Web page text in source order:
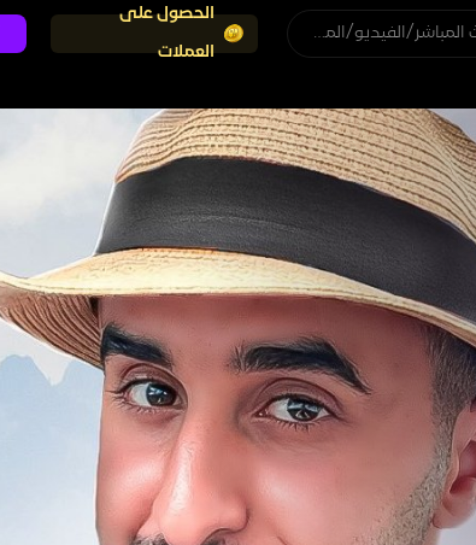
البحث عن البث المباشر/الفيديو/المستخدم
الحصول على
العملات